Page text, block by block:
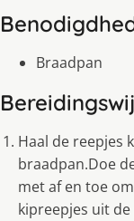
Braadpan
Haal de reepjes
braadpan.Doe
met af en toe
kipreepjes uit